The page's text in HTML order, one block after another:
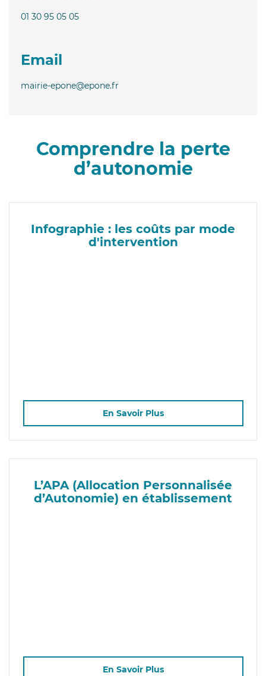
01 30 95 05 05
Email
mairie-epone@epone.fr
Comprendre la perte
d’autonomie
Infographie : les coûts par mode
d'intervention
En Savoir Plus
L’APA (Allocation Personnalisée
d’Autonomie) en établissement
En Savoir Plus